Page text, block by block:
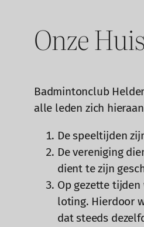
Onze
Badmintonclub
alle leden zich
De speeltijden
De vereniging
dient te zijn
Op gezette
loting. Hierdoor
dat steeds